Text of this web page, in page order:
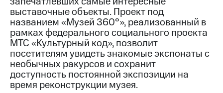
о технологиях
Достижения
Интервью
Финансовая
отчетность
выставочные объекты. Проект под
названием «Музей 360°», реализованный в
рамках федерального социального проекта
МТС «Культурный код», позволит
посетителям увидеть знакомые экспонаты с
необычных ракурсов и сохранит
доступность постоянной экспозиции на
время реконструкции музея.